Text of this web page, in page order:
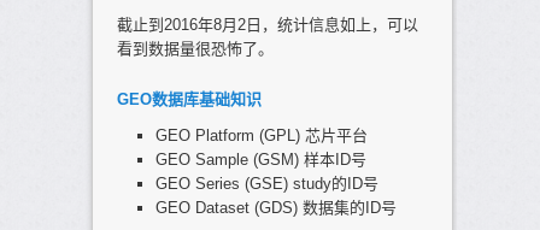
截止到2016年8月2日，统计信息如上，可以
看到数据量很恐怖了。
GEO数据库基础知识
GEO Platform (GPL) 芯片平台
GEO Sample (GSM) 样本ID号
GEO Series (GSE) study的ID号
GEO Dataset (GDS) 数据集的ID号